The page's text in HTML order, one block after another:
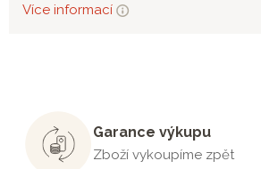
Více informací
Garance výkupu
Zboží vykoupíme zpět